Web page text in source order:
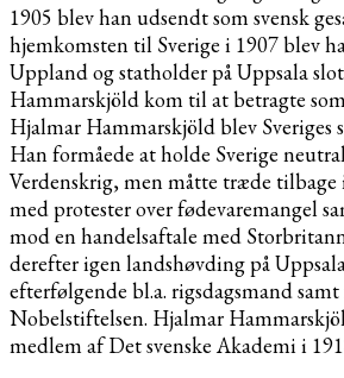
1905 blev han udsendt som svensk
hjemkomsten til Sverige i 1907 blev
Uppland og statholder på Uppsala
Hammarskjöld kom til at betragte
Hjalmar Hammarskjöld blev Sveriges
Han formåede at holde Sverige
Verdenskrig, men måtte træde
med protester over fødevaremangel
mod en handelsaftale med
derefter igen landshøvding på
efterfølgende bl.a. rigsdagsmand
Nobelstiftelsen. Hjalmar
medlem af Det svenske Akademi i